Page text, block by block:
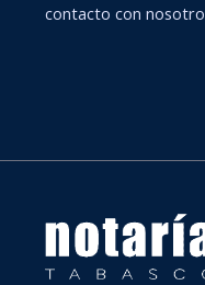
contacto con